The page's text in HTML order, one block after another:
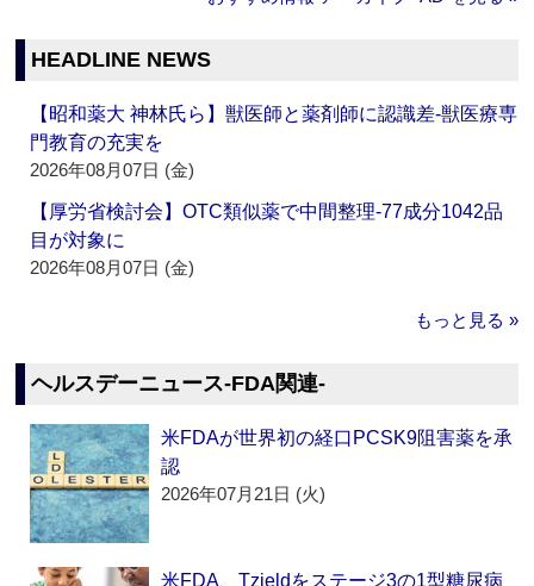
HEADLINE NEWS
【昭和薬大 神林氏ら】獣医師と薬剤師に認識差‐獣医療専
門教育の充実を
2026年08月07日 (金)
【厚労省検討会】OTC類似薬で中間整理‐77成分1042品
目が対象に
2026年08月07日 (金)
もっと見る »
ヘルスデーニュース‐FDA関連‐
米FDAが世界初の経口PCSK9阻害薬を承
認
2026年07月21日 (火)
米FDA、Tzieldをステージ3の1型糖尿病